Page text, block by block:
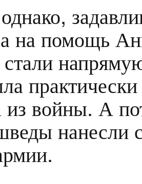
на помощь
из войны. А
нанесли